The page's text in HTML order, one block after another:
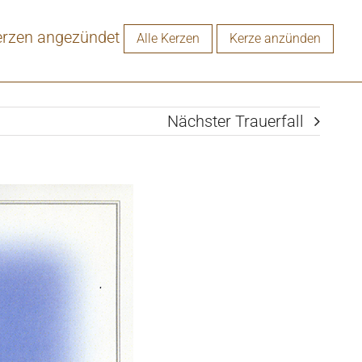
angezündet Alle Kerzen Kerze anzünden
Nächster Trauerfall